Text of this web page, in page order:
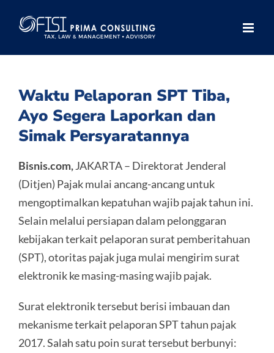
Waktu Pelaporan SPT Tiba,
Ayo Segera Laporkan dan
Simak Persyaratannya
Bisnis.com,JAKARTA – Direktorat Jenderal
(Ditjen) Pajak mulai ancang-ancang untuk
mengoptimalkan kepatuhan wajib pajak tahun ini.
Selain melalui persiapan dalam pelonggaran
kebijakan terkait pelaporan surat pemberitahuan
(SPT), otoritas pajak juga mulai mengirim surat
elektronik ke masing-masing wajib pajak.
Surat elektronik tersebut berisi imbauan dan
mekanisme terkait pelaporan SPT tahun pajak
2017. Salah satu poin surat tersebut berbunyi: